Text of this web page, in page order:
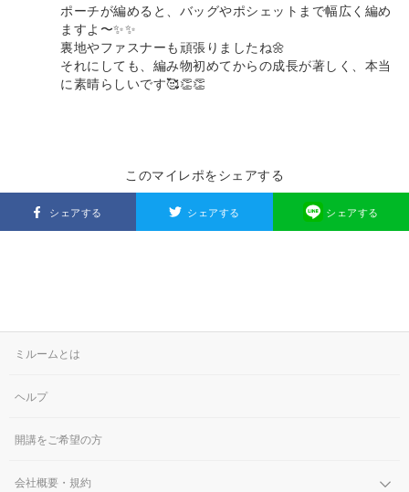
ポーチが編めると、バッグやポシェットまで幅広く編め
ますよ〜✨✨
裏地やファスナーも頑張りましたね🌼
それにしても、編み物初めてからの成長が著しく、本当
に素晴らしいです🥰👏👏
このマイレポをシェアする
シェアする シェアする シェアする
ミルームとは
ヘルプ
開講をご希望の方
会社概要・規約